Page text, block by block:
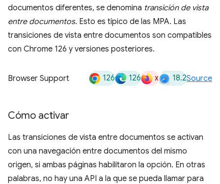
documentos diferentes, se denomina transición de vista
entre documentos. Esto es típico de las MPA. Las
transiciones de vista entre documentos son compatibles
con Chrome 126 y versiones posteriores.
Browser Support 126 126 x 18.2Source
Cómo activar
Las transiciones de vista entre documentos se activan
con una navegación entre documentos del mismo
origen, si ambas páginas habilitaron la opción. En otras
palabras, no hay una API a la que se pueda llamar para